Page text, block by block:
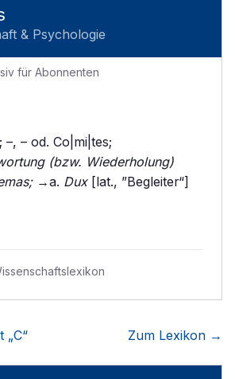
& Psychologie
für Abonnenten
–, – od. Co|mi|tes;
(bzw. Wiederholung)
→a. Dux[lat., ”Begleiter“]
„C“ Zum Lexikon →